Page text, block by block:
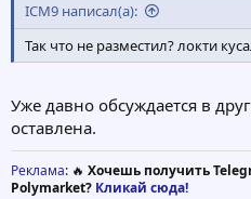
ICM9 написал(а):
Так что не разместил? локти
Уже давно обсуждается в
оставлена.
Реклама: 🔥 Хочешь получить
Polymarket? Кликай сюда!